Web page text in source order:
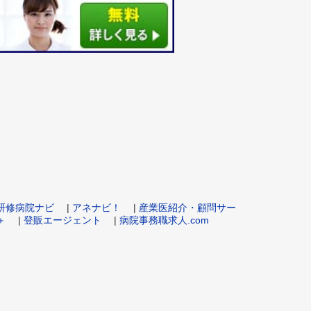
修病院ナビ | アネナビ！ | 産業医紹介・顧問サー
| 登販エージェント | 病院事務職求人.com